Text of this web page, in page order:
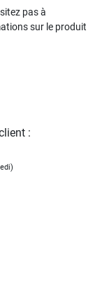
pas à
sur le produit
: